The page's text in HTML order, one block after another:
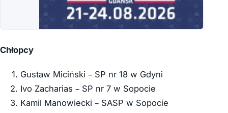
Chłopcy
Gustaw Miciński – SP nr 18 w Gdyni
Ivo Zacharias – SP nr 7 w Sopocie
Kamil Manowiecki – SASP w Sopocie